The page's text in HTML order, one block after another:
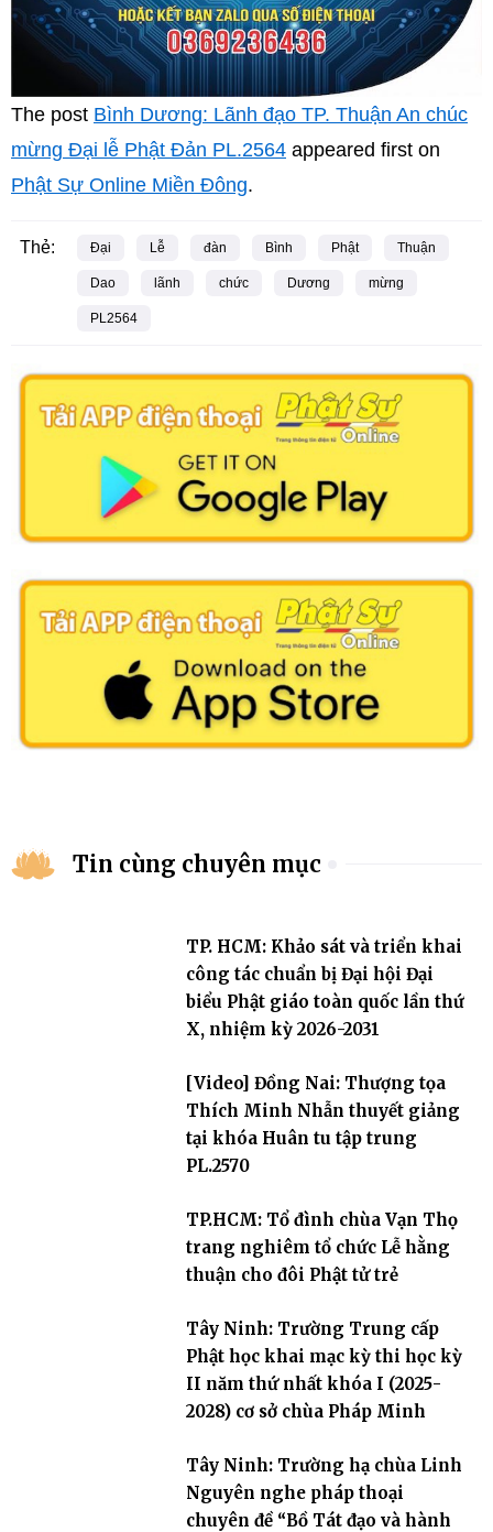
The post Bình Dương: Lãnh đạo TP. Thuận An chúc
mừng Đại lễ Phật Đản PL.2564 appeared first on
Phật Sự Online Miền Đông.
Thẻ: Đại Lễ đàn Bình Phật Thuận
Dao lãnh chức Dương mừng
PL2564
Tin cùng chuyên mục
TP. HCM: Khảo sát và triển khai
công tác chuẩn bị Đại hội Đại
biểu Phật giáo toàn quốc lần thứ
X, nhiệm kỳ 2026-2031
[Video] Đồng Nai: Thượng tọa
Thích Minh Nhẫn thuyết giảng
tại khóa Huân tu tập trung
PL.2570
TP.HCM: Tổ đình chùa Vạn Thọ
trang nghiêm tổ chức Lễ hằng
thuận cho đôi Phật tử trẻ
Tây Ninh: Trường Trung cấp
Phật học khai mạc kỳ thi học kỳ
II năm thứ nhất khóa I (2025-
2028) cơ sở chùa Pháp Minh
Tây Ninh: Trường hạ chùa Linh
Nguyên nghe pháp thoại
chuyên đề “Bồ Tát đạo và hành